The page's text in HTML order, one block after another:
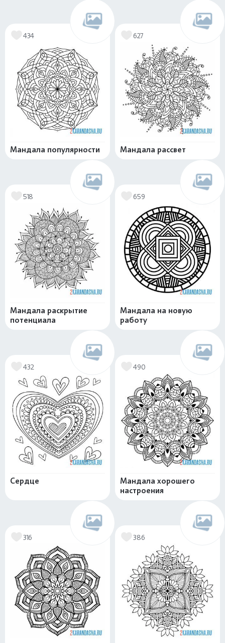
434
Мандала популярности
627
Мандала рассвет
518
Мандала раскрытие
потенциала
659
Мандала на новую
работу
432
Сердце
490
Мандала хорошего
настроения
316 386